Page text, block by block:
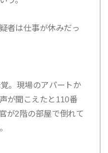
者は仕事が休みだっ
。現場のアパートか
が聞こえたと110番
が2階の部屋で倒れて